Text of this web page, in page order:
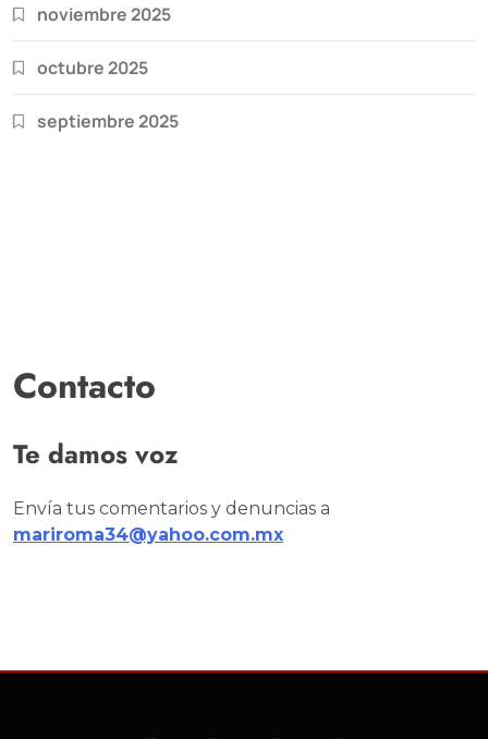
noviembre 2025
octubre 2025
septiembre 2025
Contacto
Te damos voz
Envía tus comentarios y denuncias a
mariroma34@yahoo.com.mx